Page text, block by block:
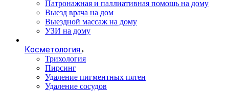
Патронажная и паллиативная помощь на дому
Выезд врача на дом
Выездной массаж на дому
УЗИ на дому
Косметология
Трихология
Пирсинг
Удаление пигментных пятен
Удаление сосудов